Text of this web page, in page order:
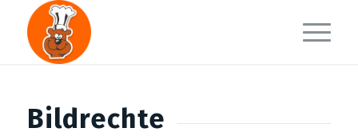
Bildrechte